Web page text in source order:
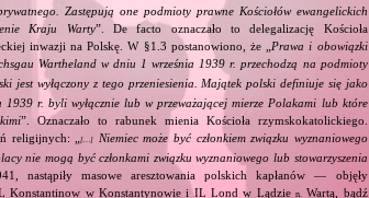
Zastępują one podmioty prawne Kościołów ewangelickich
Kraju Warty”. De facto oznaczało to delegalizację Kościoła
inwazji na Polskę. W §1.3 postanowiono, że „ Prawa i obowiązki
Wartheland w dniu 1 września 1939 r. przechodzą na podmioty
jest wyłączony z tego przeniesienia. Majątek polski definiuje się jako
r. byli wyłącznie lub w przeważającej mierze Polakami lub które
”. Oznaczało to rabunek mienia Kościoła rzymskokatolickiego.
religijnych: „[…]
Niemiec może być członkiem związku wyznaniowego
nie mogą być członkami związku wyznaniowego lub stowarzyszenia
nastąpiły masowe aresztowania polskich kapłanów — objęły
Konstantinow w Konstantynowie i IL Lond w Lądzie n.
Wartą, bądź